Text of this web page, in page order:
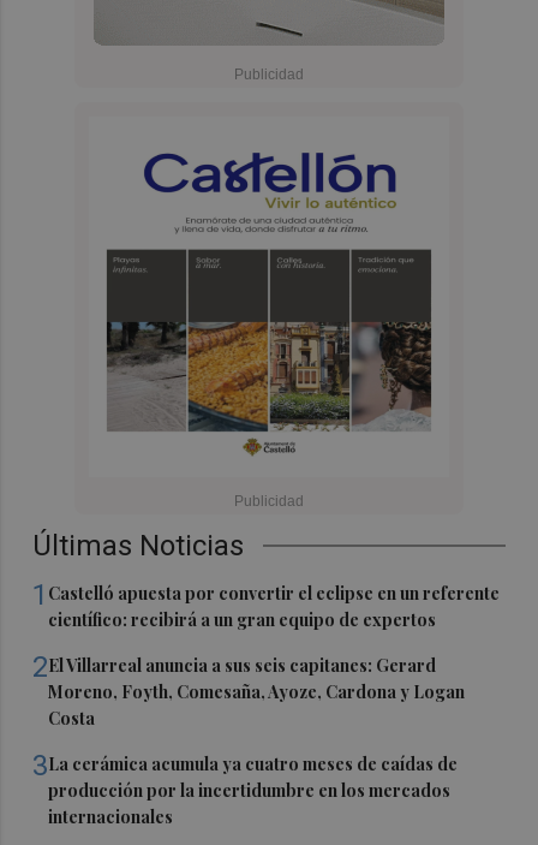
Últimas Noticias
1 Castelló apuesta por convertir el eclipse en un referente
científico: recibirá a un gran equipo de expertos
2El Villarreal anuncia a sus seis capitanes: Gerard
Moreno, Foyth, Comesaña, Ayoze, Cardona y Logan
Costa
3La cerámica acumula ya cuatro meses de caídas de
producción por la incertidumbre en los mercados
internacionales